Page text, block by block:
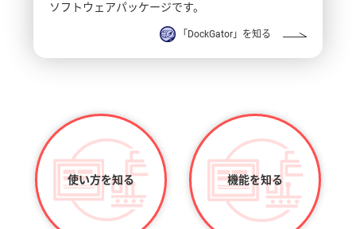
ソフトウェアパッケージです。
「DockGator」を知る
使い方を知る 機能を知る